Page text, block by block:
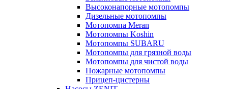
Высоконапорные мотопомпы
Дизельные мотопомпы
Мотопомпа Meran
Мотопомпы Koshin
Мотопомпы SUBARU
Мотопомпы для грязной воды
Мотопомпы для чистой воды
Пожарные мотопомпы
Прицеп-цистерны